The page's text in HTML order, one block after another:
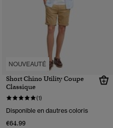
NOUVEAUTÉ
Short Chino Utility Coupe
Classique
(1)
Disponible en dautres coloris
€64.99